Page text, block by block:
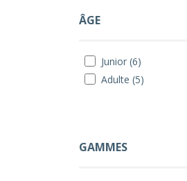
ÂGE
Junior (6)
Adulte (5)
GAMMES